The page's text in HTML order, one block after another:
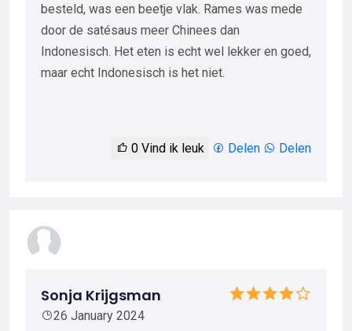
besteld, was een beetje vlak. Rames was mede
door de satésaus meer Chinees dan
Indonesisch. Het eten is echt wel lekker en goed,
maar echt Indonesisch is het niet.
0 Vind ik leuk Delen Delen
Sonja Krijgsman
26 January 2024